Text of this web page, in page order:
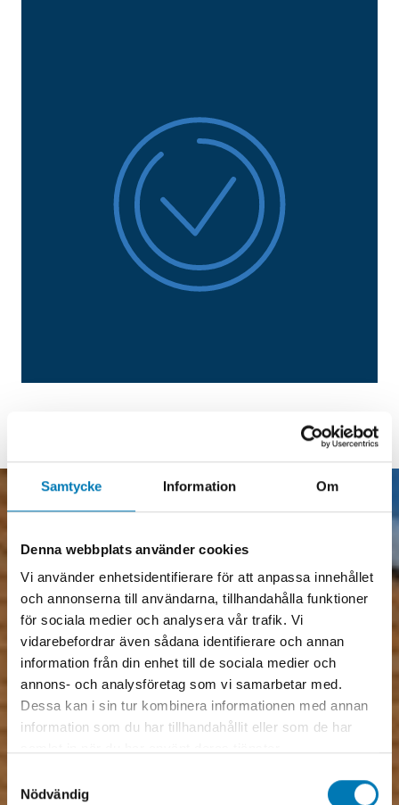
Samtycke Information Om
Denna webbplats använder cookies
Vi använder enhetsidentifierare för att anpassa innehållet
och annonserna till användarna, tillhandahålla funktioner
för sociala medier och analysera vår trafik. Vi
vidarebefordrar även sådana identifierare och annan
information från din enhet till de sociala medier och
annons- och analysföretag som vi samarbetar med.
Dessa kan i sin tur kombinera informationen med annan
information som du har tillhandahållit eller som de har
Nödvändig
Därför väljer företag
och organisationer
Elajo
Över 40 års erfarenhet inom elsäkerhet
och nödbelysning